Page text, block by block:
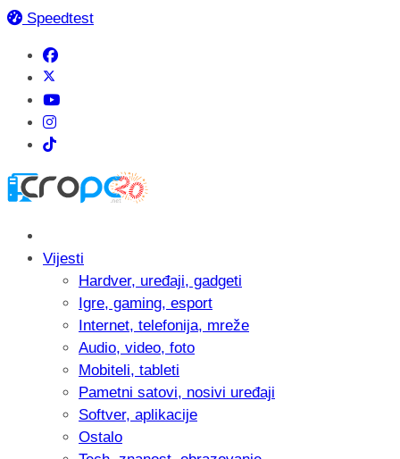
Speedtest
Vijesti
Hardver, uređaji, gadgeti
Igre, gaming, esport
Internet, telefonija, mreže
Audio, video, foto
Mobiteli, tableti
Pametni satovi, nosivi uređaji
Softver, aplikacije
Ostalo